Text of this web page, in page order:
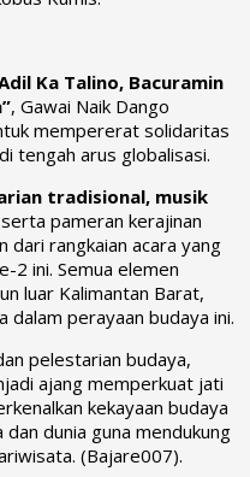
Ka Talino, Bacuramin
, Gawai Naik Dango
mempererat solidaritas
tengah arus globalisasi.
tradisional, musik
pameran kerajinan
dari rangkaian acara yang
2 ini. Semua elemen
luar Kalimantan Barat,
dalam perayaan budaya ini.
pelestarian budaya,
ajang memperkuat jati
kekayaan budaya
dunia guna mendukung
(Bajare007).